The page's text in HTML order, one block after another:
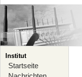
Institut
Startseite